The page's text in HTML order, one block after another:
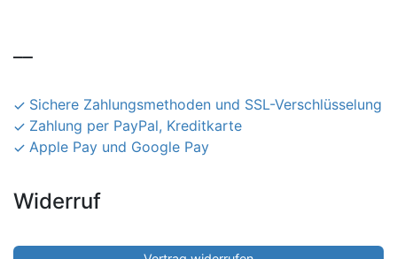
Sichere Zahlungsmethoden und SSL-Verschlüsselung
Zahlung per PayPal, Kreditkarte
Apple Pay und Google Pay
Widerruf